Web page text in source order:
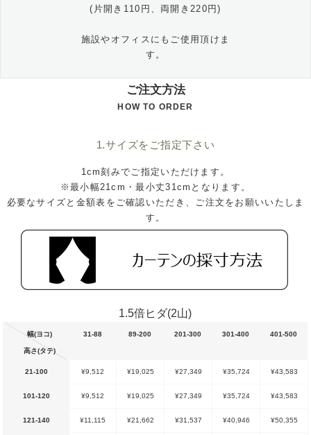
ご注文方法
HOW TO ORDER
1.サイズをご指定下さい
1cm刻みでご指定いただけます。
※最小幅21cm・最小丈31cmとなります。
必要なサイズと金額表をご確認いただき、ご注文をお願いいたしま
す。
1.5倍ヒダ(2山)
幅(ヨコ)
高さ(タテ)
31-88 89-200 201-300 301-400 401-500
21-100 ¥9,512 ¥19,025 ¥27,349 ¥35,724 ¥43,583
101-120 ¥9,512 ¥19,025 ¥27,349 ¥35,724 ¥43,583
121-140 ¥11,115 ¥21,662 ¥31,537 ¥40,946 ¥50,355
(片開き110円、両開き220円)
施設やオフィスにもご使用頂けま
す。